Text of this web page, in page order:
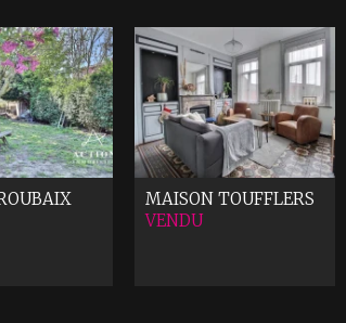
MAISON TOUFFLERS
VENDU